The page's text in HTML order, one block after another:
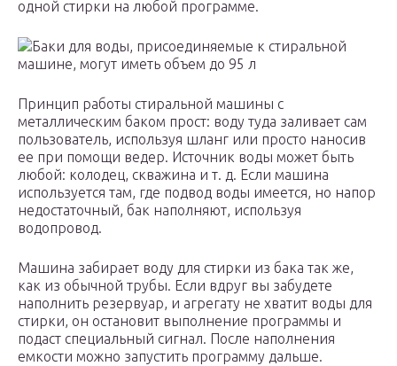
одной стирки на любой программе.
Баки для воды, присоединяемые к стиральной
машине, могут иметь объем до 95 л
Принцип работы стиральной машины с
металлическим баком прост: воду туда заливает сам
пользователь, используя шланг или просто наносив
ее при помощи ведер. Источник воды может быть
любой: колодец, скважина и т. д. Если машина
используется там, где подвод воды имеется, но напор
недостаточный, бак наполняют, используя
водопровод.
Машина забирает воду для стирки из бака так же,
как из обычной трубы. Если вдруг вы забудете
наполнить резервуар, и агрегату не хватит воды для
стирки, он остановит выполнение программы и
подаст специальный сигнал. После наполнения
емкости можно запустить программу дальше.